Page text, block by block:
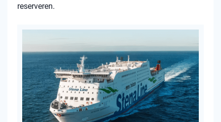
reserveren.